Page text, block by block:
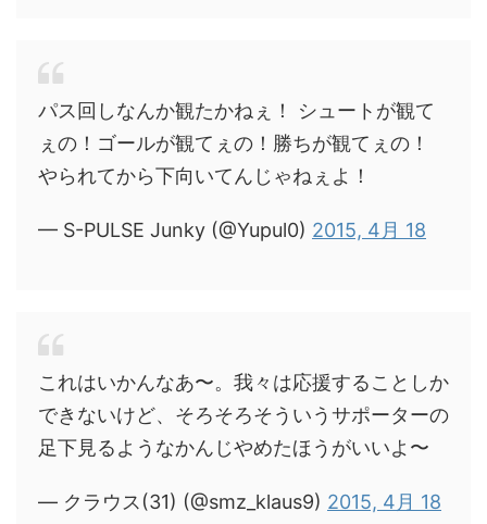
パス回しなんか観たかねぇ！ シュートが観て
ぇの！ゴールが観てぇの！勝ちが観てぇの！
やられてから下向いてんじゃねぇよ！
— S-PULSE Junky (@Yupul0) 2015, 4月 18
これはいかんなあ〜。我々は応援することしか
できないけど、そろそろそういうサポーターの
足下見るようなかんじやめたほうがいいよ〜
— クラウス(31) (@smz_klaus9) 2015, 4月 18